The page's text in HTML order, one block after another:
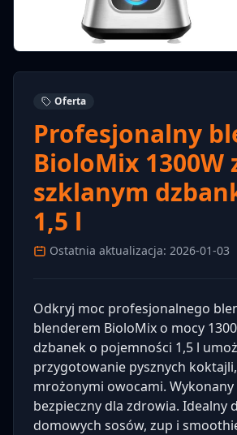
Oferta
Profesjonalny
BioloMix 1300W
szklanym
1,5 l
Ostatnia aktualizacja: 2026-01-03
Odkryj moc profesjonalnego
blenderem BioloMix o mocy
dzbanek o pojemności 1,5 l
przygotowanie pysznych
mrożonymi owocami. Wykonany
bezpieczny dla zdrowia. Idealny
domowych sosów, zup i